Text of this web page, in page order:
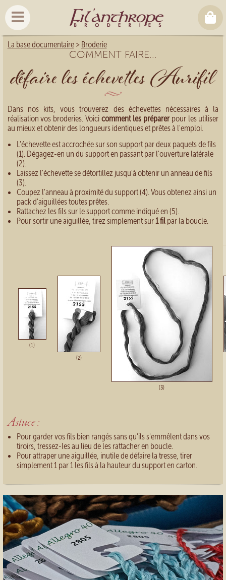
La base documentaire> Broderie
COMMENT FAIRE...
défaire les échevettes Aurifil
Dans nos kits, vous trouverez des échevettes nécessaires à la
réalisation vos broderies. Voicicomment les préparerpour les utiliser
au mieux et obtenir des longueurs identiques et prêtes à l'emploi.
L'échevette est accrochée sur son support par deux paquets de fils
(1). Dégagez-en un du support en passant par l'ouverture latérale
(2).
Laissez l'échevette se détortillez jusqu'à obtenir un anneau de fils
(3).
Coupez l'anneau à proximité du support (4). Vous obtenez ainsi un
pack d'aiguillées toutes prêtes.
Rattachez les fils sur le support comme indiqué en (5).
Pour sortir une aiguillée, tirez simplement sur1 filpar la boucle.
(1)
(2)
(3)
Astuce :
Pour garder vos fils bien rangés sans qu'ils s'emmêlent dans vos
tiroirs, tressez-les au lieu de les rattacher en boucle.
Pour attraper une aiguillée, inutile de défaire la tresse, tirer
simplement 1 par 1 les fils à la hauteur du support en carton.